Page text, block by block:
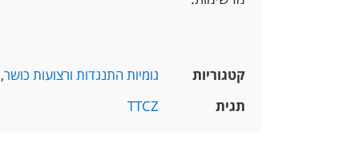
קטגוריות גומיות התנגדות ורצועות כושר
תגית
TTCZ